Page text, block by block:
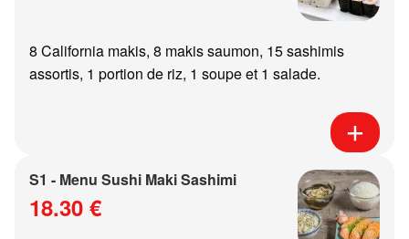
8 California makis, 8 makis saumon, 15 sashimis
assortis, 1 portion de riz, 1 soupe et 1 salade.
S1 - Menu Sushi Maki Sashimi
18.30 €